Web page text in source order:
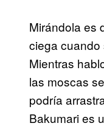
Mirándola es
ciega cuando
Mientras
las moscas
podría
Bakumari es